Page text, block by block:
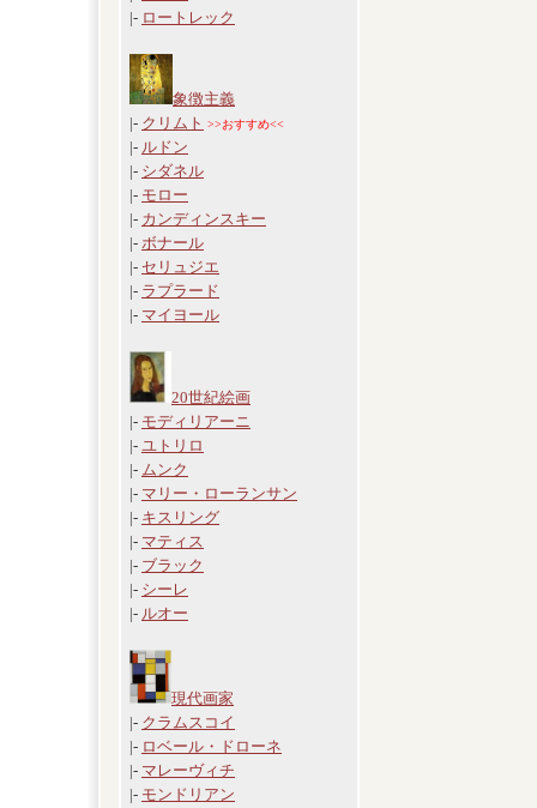
|- ロートレック
象徴主義
|- クリムト >>おすすめ<<
|- ルドン
|- シダネル
|- モロー
|- カンディンスキー
|- ボナール
|- セリュジエ
|- ラプラード
|- マイヨール
20世紀絵画
|- モディリアーニ
|- ユトリロ
|- ムンク
|- マリー・ローランサン
|- キスリング
|- マティス
|- ブラック
|- シーレ
|- ルオー
現代画家
|- クラムスコイ
|- ロベール・ドローネ
|- マレーヴィチ
|- モンドリアン